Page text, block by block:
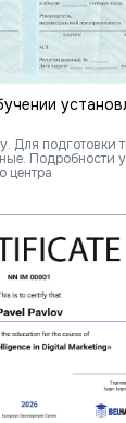
Для подготовки
Подробности у
центра